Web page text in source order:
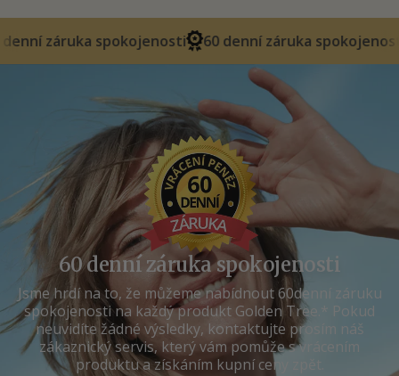
spokojenosti 60 denní záruka spokojenosti 60
60 denní záruka spokojenosti
Jsme hrdí na to, že můžeme nabídnout 60denní záruku
spokojenosti na každý produkt Golden Tree.* Pokud
neuvidíte žádné výsledky, kontaktujte prosím náš
zákaznický servis, který vám pomůže s vrácením
produktu a získáním kupní ceny zpět.